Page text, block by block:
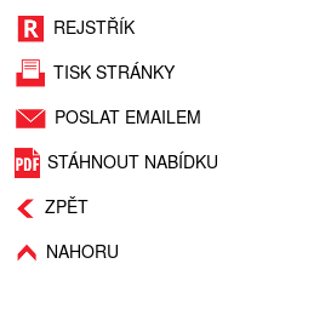
REJSTŘÍK
TISK STRÁNKY
POSLAT EMAILEM
STÁHNOUT NABÍDKU
ZPĚT
NAHORU